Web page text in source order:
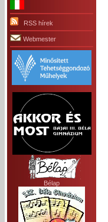
RSS hírek
Webmester
Bélap